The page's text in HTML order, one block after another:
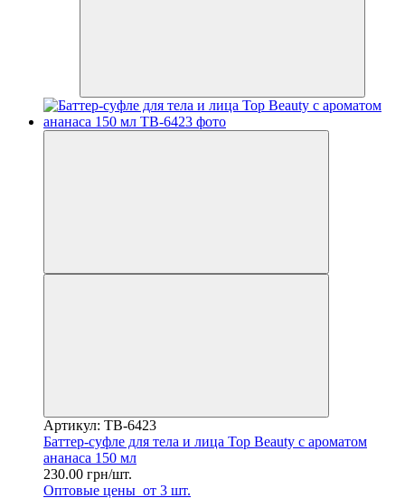
Артикул: TB-6423
Баттер-суфле для тела и лица Top Beauty с ароматом
ананаса 150 мл
230.00 грн/шт.
Оптовые цены от 3 шт.